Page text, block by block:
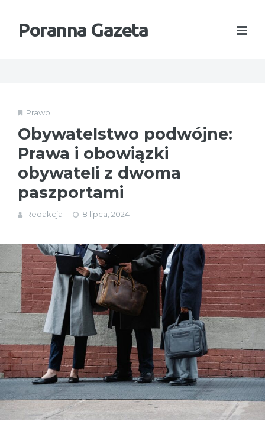
Poranna Gazeta
Prawo
Obywatelstwo podwójne:
Prawa i obowiązki
obywateli z dwoma
paszportami
Redakcja 8 lipca, 2024